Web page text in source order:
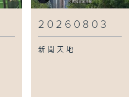
20260803
新聞天地